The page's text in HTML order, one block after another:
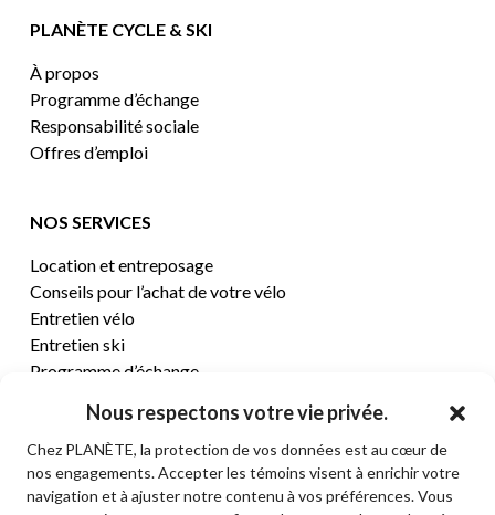
Nous respectons votre vie privée.
Chez PLANÈTE, la protection de vos données est au cœur de
nos engagements. Accepter les témoins visent à enrichir votre
navigation et à ajuster notre contenu à vos préférences. Vous
PLANÈTE CYCLE & SKI
À propos
Programme d’échange
Responsabilité sociale
Offres d’emploi
NOS SERVICES
Location et entreposage
Conseils pour l’achat de votre vélo
Entretien vélo
Entretien ski
Programme d’échange
CENTRE D’AIDE
Termes et conditions de vente
Retours et remboursements